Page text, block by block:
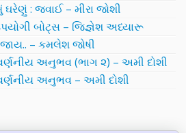
: જવાઈ – મીરા જોશી
બોટ્સ – જિજ્ઞેશ અધ્યારૂ
– કમલેશ જોષી
અનુભવ (ભાગ ૨) – અમી દોશી
અનુભવ – અમી દોશી